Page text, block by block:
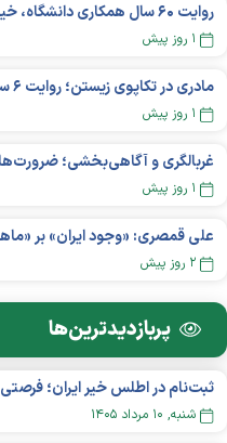
۱ روز پیش
۱ روز پیش
۱ روز پیش
علی قمصری: «وجود ایران» بر
۲ روز پیش
پربازدید‌ترین‌ها
شنبه, ۱۰ مرداد ۱۴۰۵